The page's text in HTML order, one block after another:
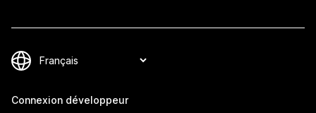
Connexion développeur